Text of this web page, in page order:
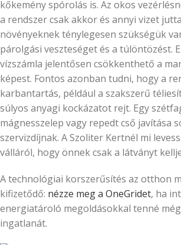
kőkemény spórolás is. Az okos
a rendszer csak akkor és annyi vizet
növényeknek ténylegesen szükségük
párolgási veszteséget és a túlöntözést.
vízszámla jelentősen csökkenthető a
képest. Fontos azonban tudni, hogy a
karbantartás, például a szakszerű
súlyos anyagi kockázatot rejt. Egy
mágnesszelep vagy repedt cső javítása
szervizdíjnak. A Szoliter Kertnél mi
válláról, hogy önnek csak a látványt
A technológiai korszerűsítés az otthon
kifizetődő: nézze meg a OneGridet, ha
energiatároló megoldásokkal tenné
ingatlanát.